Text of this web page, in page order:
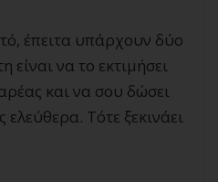
έπειτα υπάρχουν δύο
να το εκτιμήσει
και να σου δώσει
ελεύθερα. Τότε ξεκινάει